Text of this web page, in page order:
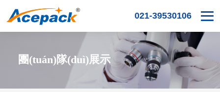
021-39530106
團(tuán)隊(duì)展示